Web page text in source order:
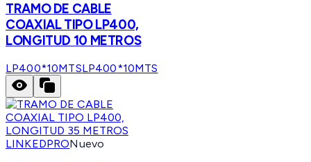
TRAMO DE CABLE
COAXIAL TIPO LP400,
LONGITUD 10 METROS
LP400*10MTSLP400*10MTS
LINKEDPRONuevo